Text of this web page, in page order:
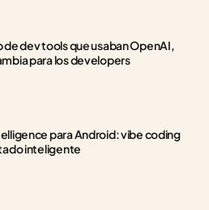
dev tools que usaban OpenAI,
para los developers
para Android: vibe coding
inteligente